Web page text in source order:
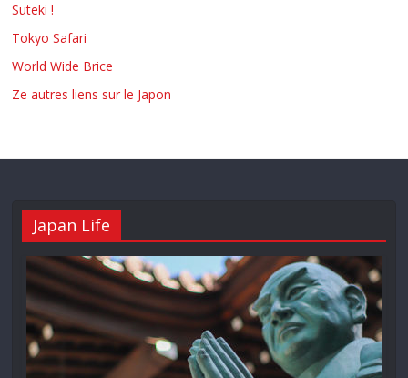
Suteki !
Tokyo Safari
World Wide Brice
Ze autres liens sur le Japon
Japan Life